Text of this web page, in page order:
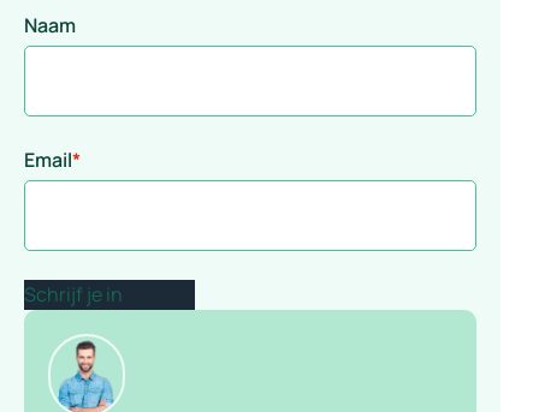
Naam
Email*